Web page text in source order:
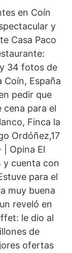
en Coín
y
Casa Paco
34 fotos de
España
pedir que
cena para el
Finca la
Ordóñez,17
| Opina El
y cuenta con
para el
muy buena
reveló en
le dio al
de
ofertas